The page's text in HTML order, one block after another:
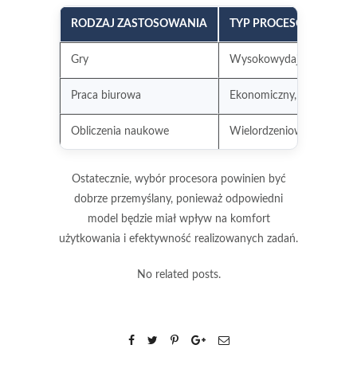
RODZAJ ZASTOSOWANIA TYP PROCESORA
Gry Wysokowydajny,
Praca biurowa Ekonomiczny,
Obliczenia naukowe Wielordzeniowy,
Ostatecznie, wybór procesora powinien być
dobrze przemyślany, ponieważ odpowiedni
model będzie miał wpływ na komfort
użytkowania i efektywność realizowanych zadań.
No related posts.